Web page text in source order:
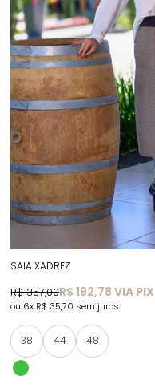
SAIA XADREZ
R$ 192,78 VIA PIX
R$ 357,00
6x R$ 35,70 sem juros
38 44 48